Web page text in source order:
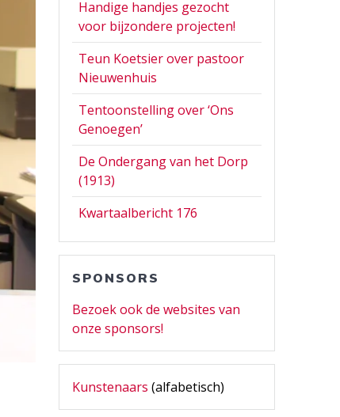
Handige handjes gezocht
voor bijzondere projecten!
Teun Koetsier over pastoor
Nieuwenhuis
Tentoonstelling over ‘Ons
Genoegen’
De Ondergang van het Dorp
(1913)
Kwartaalbericht 176
SPONSORS
Bezoek ook de websites van
onze sponsors!
Kunstenaars (alfabetisch)